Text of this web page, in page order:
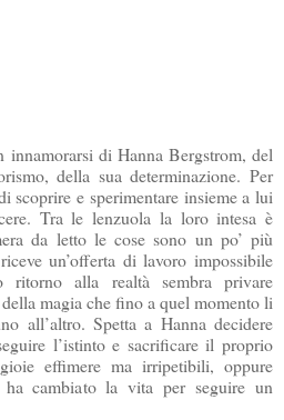
di Hanna Bergstrom, del
della sua determinazione. Per
scoprire e sperimentare insieme a lui
Tra le lenzuola la loro intesa è
da letto le cose sono un po’ più
un’offerta di lavoro impossibile
ritorno alla realtà sembra privare
magia che fino a quel momento li
all’altro. Spetta a Hanna decidere
l’istinto e sacrificare il proprio
effimere ma irripetibili, oppure
cambiato la vita per seguire un